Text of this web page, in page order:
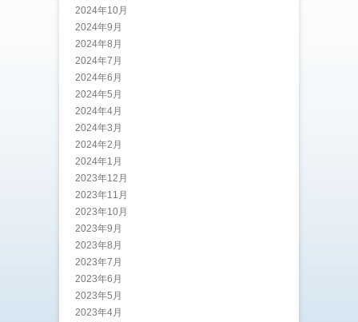
2024年10月
2024年9月
2024年8月
2024年7月
2024年6月
2024年5月
2024年4月
2024年3月
2024年2月
2024年1月
2023年12月
2023年11月
2023年10月
2023年9月
2023年8月
2023年7月
2023年6月
2023年5月
2023年4月